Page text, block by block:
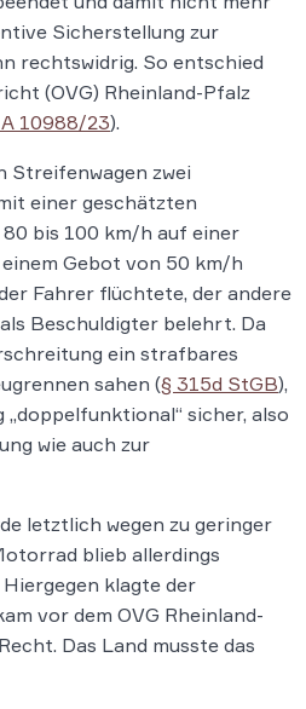
Sicherstellung zur
rechtswidrig. So entschied
(OVG) Rheinland-Pfalz
10988/23).
Streifenwagen zwei
einer geschätzten
bis 100 km/h auf einer
Gebot von 50 km/h
Fahrer flüchtete, der andere
Beschuldigter belehrt. Da
ein strafbares
sahen (§ 315d StGB),
„doppelfunktional“ sicher, also
wie auch zur
letztlich wegen zu geringer
blieb allerdings
klagte der
vor dem OVG Rheinland-
Das Land musste das